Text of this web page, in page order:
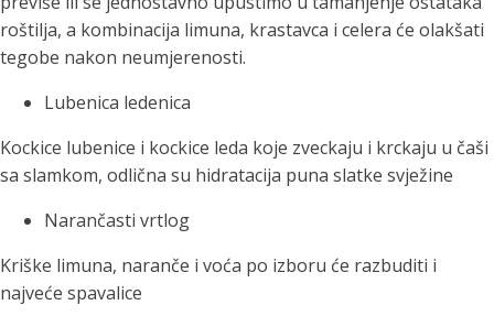
roštilja, a kombinacija limuna, krastavca i celera će olakšati
tegobe nakon neumjerenosti.
Lubenica ledenica
Kockice lubenice i kockice leda koje zveckaju i krckaju u čaši
sa slamkom, odlična su hidratacija puna slatke svježine
Narančasti vrtlog
Kriške limuna, naranče i voća po izboru će razbuditi i
najveće spavalice